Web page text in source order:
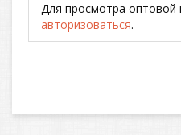
Для просмотра
авторизоваться.